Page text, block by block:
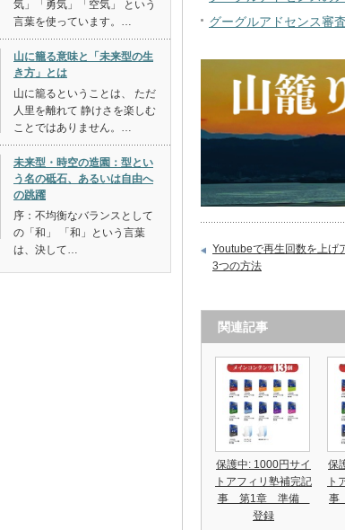
グーグルアドセンス審
Youtubeで再生回数を上げ
3つの方法
関連記事
保護中: 1000円サイ
トアフィリ塾補完記
事 第1章 準備
登録
保
ト
事
気」「勇気」「空気」 という
言葉を使っています。…
山に籠る意味と「未来型の生
き方」とは
山に籠るということは、 ただ
人里を離れて 静けさを楽しむ
ことではありません。…
未来型・時空の造園：型とい
う名の砥石、あるいは自由へ
の跳躍
序：不均衡なバランスとして
の「和」 「和」という言葉
は、決して…